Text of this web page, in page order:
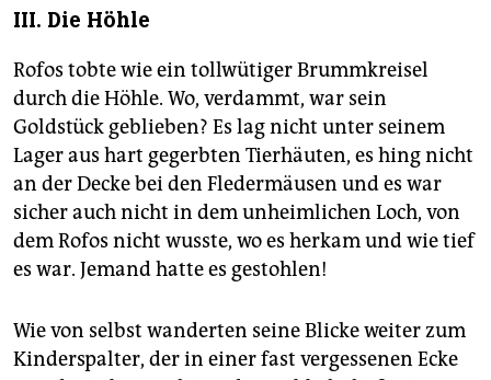
III. Die Höhle
Rofos tobte wie ein tollwütiger Brummkreisel
durch die Höhle. Wo, verdammt, war sein
Goldstück geblieben? Es lag nicht unter seinem
Lager aus hart gegerbten Tierhäuten, es hing nicht
an der Decke bei den Fledermäusen und es war
sicher auch nicht in dem unheimlichen Loch, von
dem Rofos nicht wusste, wo es herkam und wie tief
es war. Jemand hatte es gestohlen!
Wie von selbst wanderten seine Blicke weiter zum
Kinderspalter, der in einer fast vergessenen Ecke